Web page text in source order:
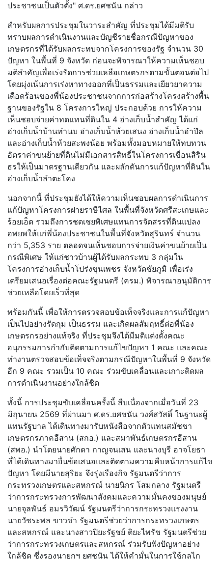
ประชาชนเป็นตัวตั้ง" ศ.ดร.ยศชนัน กล่าว
สำหรับผลการประชุมในวาระสำคัญ ที่ประชุมได้มีมติรับ
ทราบผลการดำเนินงานและบัญชีรายชื่อกรณีปัญหาของ
เกษตรกรที่ได้รับผลกระทบจากโครงการของรัฐ จำนวน 30
ปัญหา ในพื้นที่ 9 จังหวัด ก่อนจะพิจารณาให้ความเห็นชอบ
มติสำคัญเพื่อเร่งรัดการช่วยเหลือเกษตรกรตามขั้นตอนต่อไป
โดยมุ่งเน้นการเร่งหาทางออกที่เป็นธรรมและเยียวยาความ
เดือดร้อนของพี่น้องประชาชนจากการก่อสร้างโครงสร้างพื้น
ฐานของรัฐใน 8 โครงการใหญ่ ประกอบด้วย การให้ความ
เห็นชอบจ่ายค่าทดแทนที่ดินใน 4 อ่างเก็บน้ำสำคัญ ได้แก่
อ่างเก็บน้ำบ้านทำนบ อ่างเก็บน้ำห้วยเสนง อ่างเก็บน้ำอำปึล
และอ่างเก็บน้ำห้วยสะพงน้อย พร้อมทั้งมอบหมายให้ทบทวน
อัตราค่าขนย้ายที่ดินไม่มีเอกสารสิทธิ์ในโครงการเขื่อนสิริน
ธรให้เป็นมาตรฐานเดียวกัน และผลักดันการแก้ปัญหาที่ดินใน
อ่างเก็บน้ำลำตะโคง
นอกจากนี้ ที่ประชุมยังได้ให้ความเห็นชอบผลการดำเนินการ
แก้ปัญหาโครงการฝายราษีไศล ในพื้นที่จังหวัดศรีสะเกษและ
ร้อยเอ็ด รวมถึงการชดเชยพิเศษแทนการจัดสรรที่ดินแปลง
อพยพให้แก่พี่น้องประชาชนในพื้นที่จังหวัดสุรินทร์ จำนวน
กว่า 5,353 ราย ตลอดจนเห็นชอบการจ่ายเงินค่าขนย้ายเป็น
กรณีพิเศษ ให้แก่ชาวบ้านผู้ได้รับผลกระทบ 3 กลุ่มใน
โครงการอ่างเก็บน้ำโปร่งขุนเพชร จังหวัดชัยภูมิ เพื่อเร่ง
เตรียมเสนอเรื่องต่อคณะรัฐมนตรี (ครม.) พิจารณาอนุมัติการ
ช่วยเหลือโดยเร็วที่สุด
พร้อมกันนี้ เพื่อให้การตรวจสอบข้อเท็จจริงและการแก้ปัญหา
เป็นไปอย่างรัดกุม เป็นธรรม และเกิดผลสัมฤทธิ์ต่อพี่น้อง
เกษตรกรอย่างแท้จริง ที่ประชุมจึงได้มีมติแต่งตั้งคณะ
อนุกรรมการกำกับติดตามการแก้ไขปัญหา 1 คณะ และคณะ
ทำงานตรวจสอบข้อเท็จจริงตามกรณีปัญหาในพื้นที่ 9 จังหวัด
อีก 9 คณะ รวมเป็น 10 คณะ ร่วมขับเคลื่อนและเกาะติดผล
การดำเนินงานอย่างใกล้ชิด
ทั้งนี้ การประชุมขับเคลื่อนครั้งนี้ สืบเนื่องจากเมื่อวันที่ 23
มิถุนายน 2569 ที่ผ่านมา ศ.ดร.ยศชนัน วงศ์สวัสดิ์ ในฐานะผู้
แทนรัฐบาล ได้เดินทางมารับหนังสือจากตัวแทนสมัชชา
เกษตรกรภาคอีสาน (สกอ.) และสมาพันธ์เกษตรกรอีสาน
(สพอ.) นำโดยนายศักดา กาญจนเสน และนางบุรี อาจโยธา
ที่ได้เดินทางมายื่นข้อเสนอและติดตามความคืบหน้าการแก้ไข
ปัญหา โดยมีนายสุริยะ จึงรุ่งเรืองกิจ รัฐมนตรีว่าการ
กระทรวงเกษตรและสหกรณ์ นายนิกร โสมกลาง รัฐมนตรี
ว่าการกระทรวงการพัฒนาสังคมและความมั่นคงของมนุษย์
นายจุลพันธ์ อมรวิวัฒน์ รัฐมนตรีว่าการกระทรวงแรงงาน
นายวัชระพล ขาวขำ รัฐมนตรีช่วยว่าการกระทรวงเกษตร
และสหกรณ์ และนางสาวปิยะรัฐชย์ ติยะไพรัช รัฐมนตรีช่วย
ว่าการกระทรวงเกษตรและสหกรณ์ ร่วมรับฟังปัญหาอย่าง
ใกล้ชิด ซึ่งรองนายกฯ ยศชนัน ได้ให้คำมั่นในการใช้กลไก